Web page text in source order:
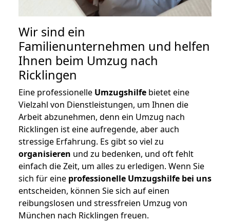
Wir sind ein
Familienunternehmen und helfen
Ihnen beim Umzug nach
Ricklingen
Eine professionelle Umzugshilfe bietet eine
Vielzahl von Dienstleistungen, um Ihnen die
Arbeit abzunehmen, denn ein Umzug nach
Ricklingen ist eine aufregende, aber auch
stressige Erfahrung. Es gibt so viel zu
organisieren und zu bedenken, und oft fehlt
einfach die Zeit, um alles zu erledigen. Wenn Sie
sich für eine professionelle Umzugshilfe bei uns
entscheiden, können Sie sich auf einen
reibungslosen und stressfreien Umzug von
München nach Ricklingen freuen.